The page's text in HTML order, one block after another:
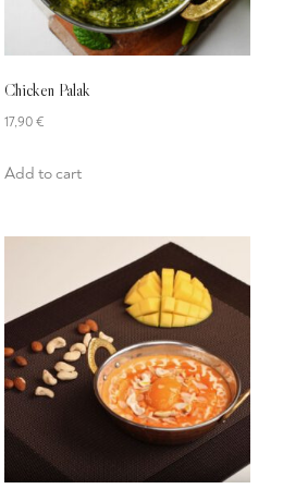
Chicken Palak
17,90€
Add to cart